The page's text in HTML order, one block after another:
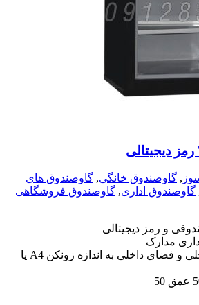
, گاوصندوق خانگی, گاوصندوق های
گاوصندوق اداری, گاوصندوق فروشگاهی
و رمز دیجیتالی
مدارک
دارای محفظه داخلی و فضای داخلی به اندازه زونکن A4 یا